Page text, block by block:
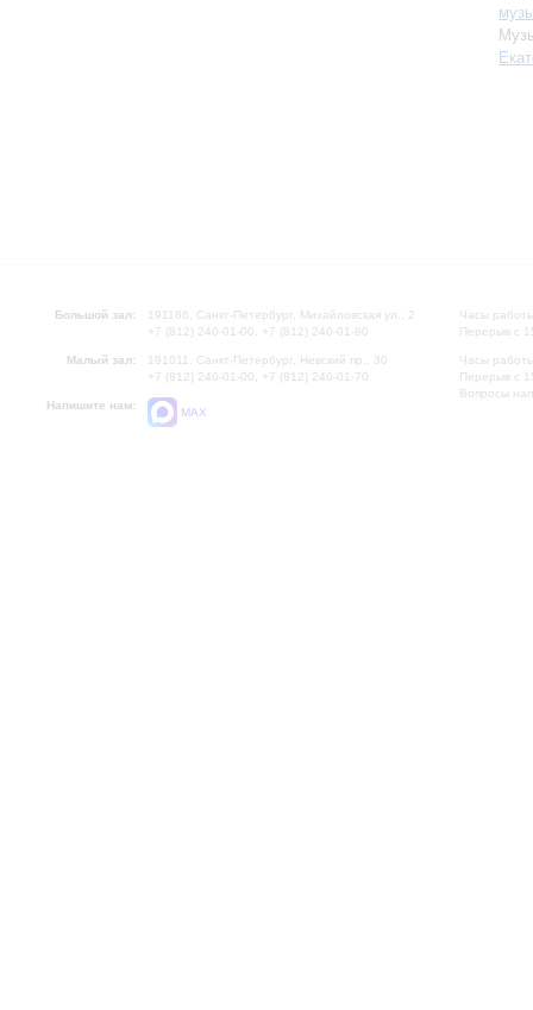
Большой зал:
191186, Санкт-Петербург, Михайловская ул., 2
+7 (812) 240-01-00, +7 (812) 240-01-80
Малый зал:
191011, Санкт-Петербург, Невский пр., 30
+7 (812) 240-01-00, +7 (812) 240-01-70
Напишите нам:
MAX
Часы
Перерыв с
Часы
Перерыв с
Вопросы